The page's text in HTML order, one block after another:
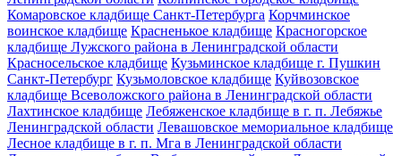
Комаровское кладбище Санкт-Петербурга Корчминское
воинское кладбище Красненькое кладбище Красногорское
кладбище Лужского района в Ленинградской области
Красносельское кладбище Кузьминское кладбище г. Пушкин
Санкт-Петербург Кузьмоловское кладбище Куйвозовское
кладбище Всеволожского района в Ленинградской области
Лахтинское кладбище Лебяженское кладбище в г. п. Лебяжье
Ленинградской области Левашовское мемориальное кладбище
Лесное кладбище в г. п. Мга в Ленинградской области